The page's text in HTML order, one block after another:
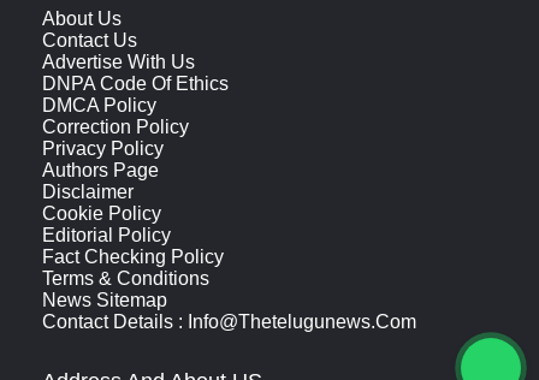
About Us
Contact Us
Advertise With Us
DNPA Code Of Ethics
DMCA Policy
Correction Policy
Privacy Policy
Authors Page
Disclaimer
Cookie Policy
Editorial Policy
Fact Checking Policy
Terms & Conditions
News Sitemap
Contact Details : Info@thetelugunews.com